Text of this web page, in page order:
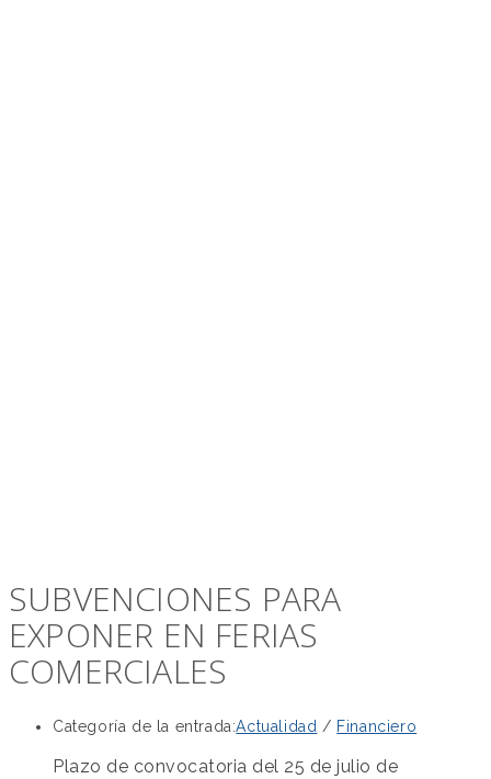
SUBVENCIONES PARA
EXPONER EN FERIAS
COMERCIALES
Categoría de la entrada:Actualidad / Financiero
Plazo de convocatoria del 25 de julio de